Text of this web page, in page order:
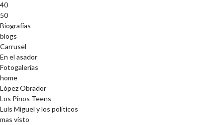
40
50
Biografías
blogs
Carrusel
En el asador
Fotogalerías
home
López Obrador
Los Pinos Teens
Luis Miguel y los políticos
mas visto